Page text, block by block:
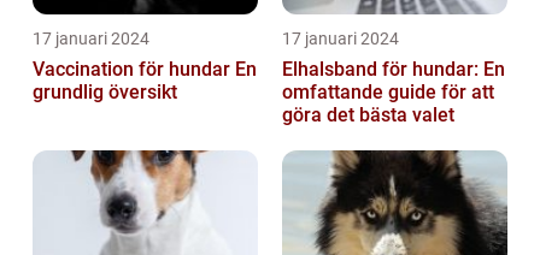
17 januari 2024
Vaccination för hundar En
grundlig översikt
17 januari 2024
Elhalsband för hundar: En
omfattande guide för att
göra det bästa valet